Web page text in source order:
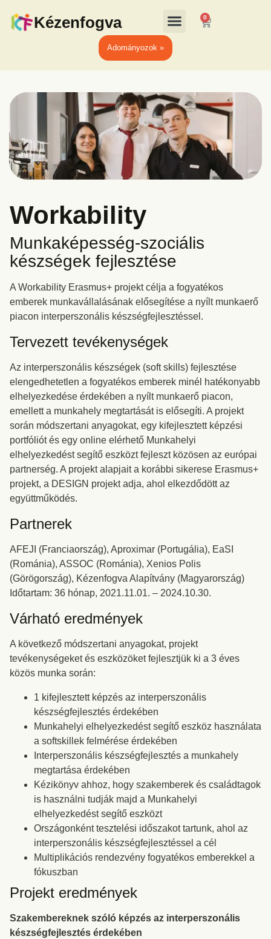
Kézenfogva 0
Adományozok »
Workability
Munkaképesség-szociális
készségek fejlesztése
A Workability Erasmus+ projekt célja a fogyatékos
emberek munkavállalásának elősegítése a nyílt munkaerő
piacon interperszonális készségfejlesztéssel.
Tervezett tevékenységek
Az interperszonális készségek (soft skills) fejlesztése
elengedhetetlen a fogyatékos emberek minél hatékonyabb
elhelyezkedése érdekében a nyílt munkaerő piacon,
emellett a munkahely megtartását is elősegíti. A projekt
során módszertani anyagokat, egy kifejlesztett képzési
portfóliót és egy online elérhető Munkahelyi
elhelyezkedést segítő eszközt fejleszt közösen az európai
partnerség. A projekt alapjait a korábbi sikerese Erasmus+
projekt, a DESIGN projekt adja, ahol elkezdődött az
együttműködés.
Partnerek
AFEJI (Franciaország), Aproximar (Portugália), EaSI
(Románia), ASSOC (Románia), Xenios Polis
(Görögország), Kézenfogva Alapítvány (Magyarország)
Időtartam: 36 hónap, 2021.11.01. – 2024.10.30.
Várható eredmények
A következő módszertani anyagokat, projekt
tevékenységeket és eszközöket fejlesztjük ki a 3 éves
közös munka során:
1 kifejlesztett képzés az interperszonális
készségfejlesztés érdekében
Munkahelyi elhelyezkedést segítő eszköz használata
a softskillek felmérése érdekében
Interperszonális készségfejlesztés a munkahely
megtartása érdekében
Kézikönyv ahhoz, hogy szakemberek és családtagok
is használni tudják majd a Munkahelyi
elhelyezkedést segítő eszközt
Országonként tesztelési időszakot tartunk, ahol az
interperszonális készségfejlesztéssel a cél
Multiplikációs rendezvény fogyatékos emberekkel a
fókuszban
Projekt eredmények
Szakembereknek szóló képzés az interperszonális
készségfejlesztés érdekében